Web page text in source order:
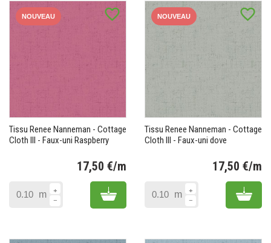
favorite_border
NOUVEAU
Tissu Renee Nanneman - Cottage
Cloth III - Faux-uni Raspberry
17,50 €/m
m Add to cart
favorite_border
NOUVEAU
Tissu Renee Nanneman - Cottage
Cloth III - Faux-uni dove
17,50 €/m
m Add